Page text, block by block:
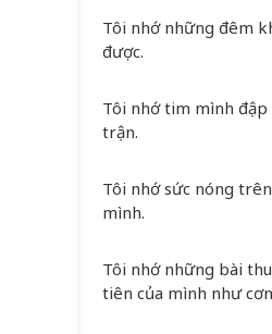
Tôi nhớ những đêm
được.
Tôi nhớ tim mình
trận.
Tôi nhớ sức nóng
mình.
Tôi nhớ những bài
tiên của mình như